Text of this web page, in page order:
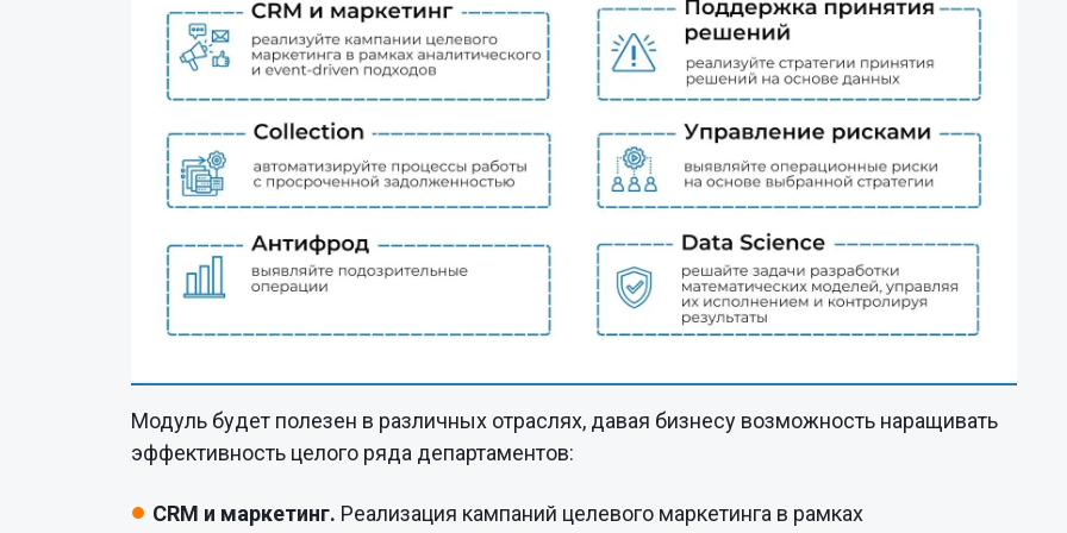
Модуль будет полезен в различных отраслях, давая бизнесу возможность наращивать
эффективность целого ряда департаментов:
CRM и маркетинг. Реализация кампаний целевого маркетинга в рамках